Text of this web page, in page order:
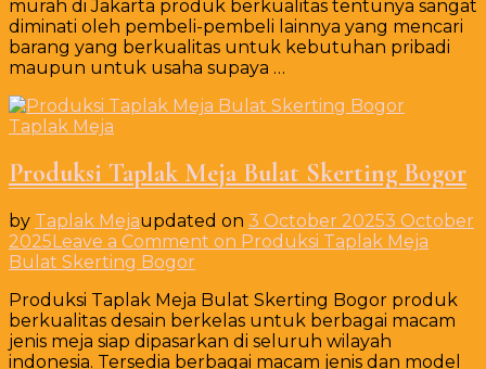
murah di Jakarta produk berkualitas tentunya sangat
diminati oleh pembeli-pembeli lainnya yang mencari
barang yang berkualitas untuk kebutuhan pribadi
maupun untuk usaha supaya …
Taplak Meja
Produksi Taplak Meja Bulat Skerting Bogor
by Taplak Mejaupdated on 3 October 20253 October
2025 Leave a Comment on Produksi Taplak Meja
Bulat Skerting Bogor
Produksi Taplak Meja Bulat Skerting Bogor produk
berkualitas desain berkelas untuk berbagai macam
jenis meja siap dipasarkan di seluruh wilayah
indonesia. Tersedia berbagai macam jenis dan model